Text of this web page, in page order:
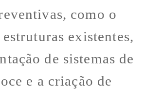
como o
existentes,
de sistemas de
e a criação de